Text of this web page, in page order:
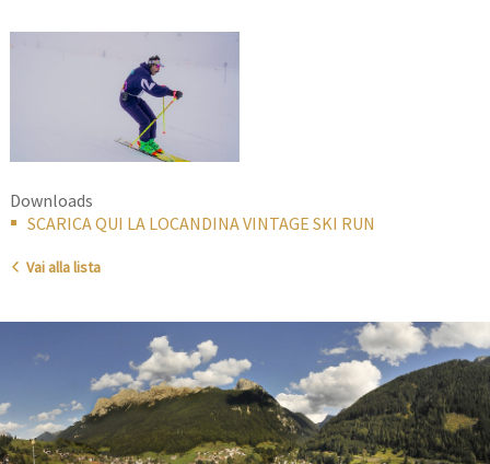
Downloads
SCARICA QUI LA LOCANDINA VINTAGE SKI RUN
Vai alla lista